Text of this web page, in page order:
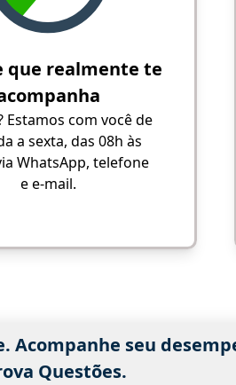
que realmente te
Estamos com você de
a sexta, das 08h às
WhatsApp, telefone
e e-mail.
Acompanhe seu
Questões.